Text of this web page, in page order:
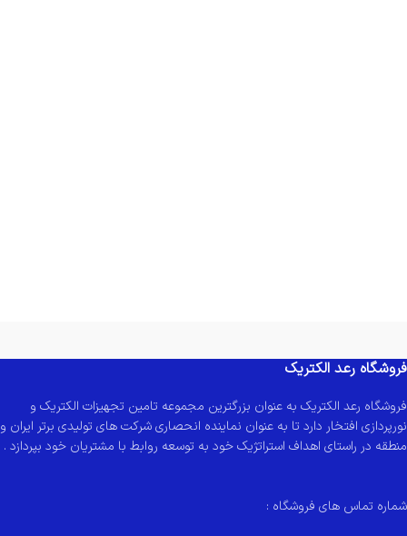
فروشگاه رعد الکتریک
فروشگاه رعد الکتریک به عنوان بزرگترین مجموعه تامین تجهیزات الکتریک و
نورپردازی افتخار دارد تا به عنوان نماینده انحصاری شرکت های تولیدی برتر ایران و
منطقه در راستای اهداف استراتژیک خود به توسعه روابط با مشتریان خود بپردازد .
شماره تماس های فروشگاه :